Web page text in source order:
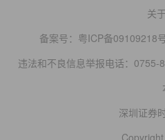
关
备案号： 粤ICP备09109218
违法和不良信息举报电话：0755-
深圳证券